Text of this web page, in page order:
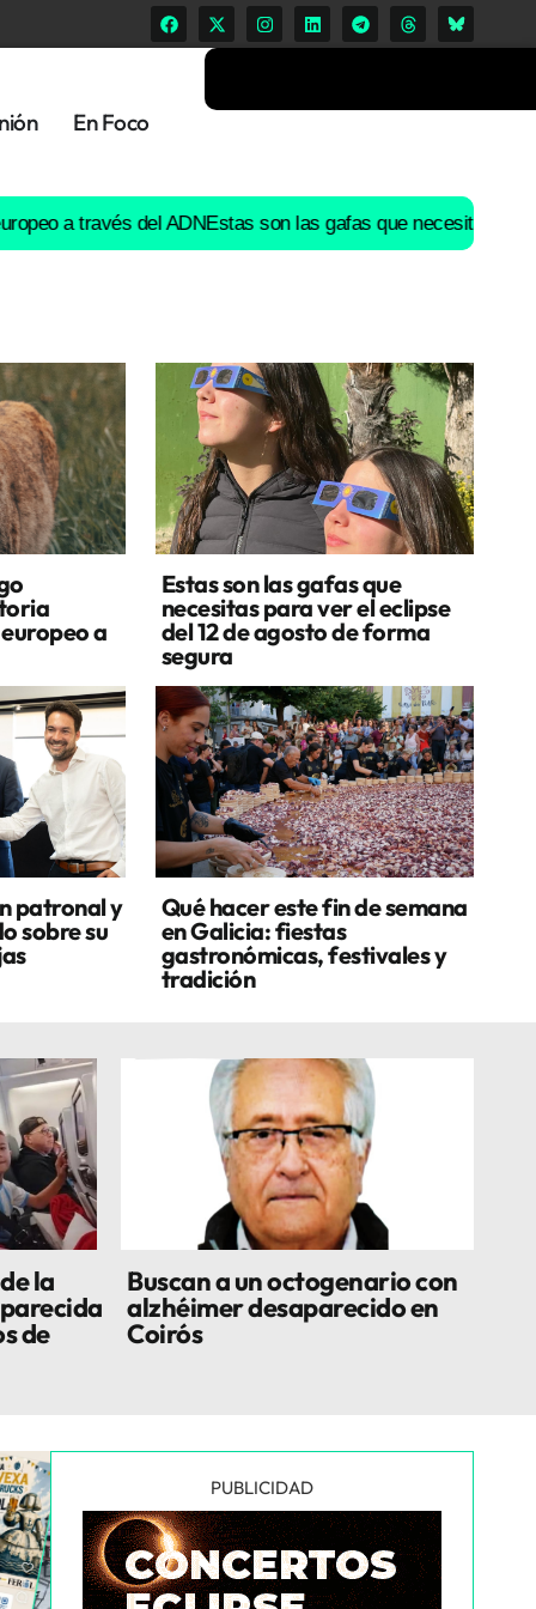
En Foco
través del ADNEstas son las gafas que necesitas para ver el
a
Estas son las gafas que
necesitas para ver el eclipse
del 12 de agosto de forma
segura
patronal y
sobre su
Qué hacer este fin de semana
en Galicia: fiestas
gastronómicas, festivales y
tradición
la
de
Buscan a un octogenario con
alzhéimer desaparecido en
Coirós
PUBLICIDAD